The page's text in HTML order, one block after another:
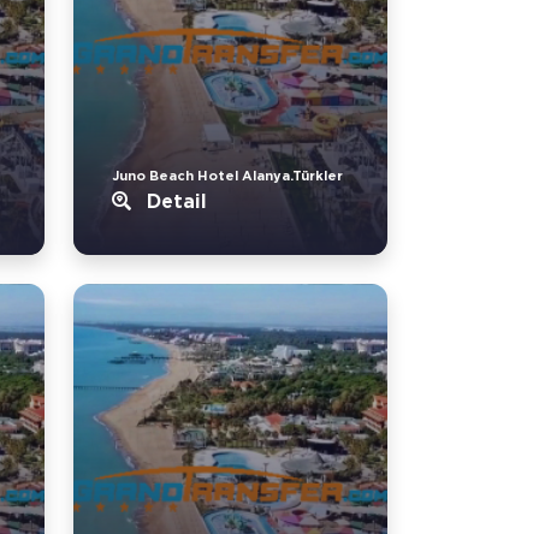
Juno Beach Hotel Alanya.Türkler
Detail